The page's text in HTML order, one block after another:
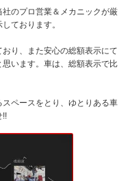
のプロ営業＆メカニックが厳
ております。
り、また安心の総額表示にて
います。車は、総額表示で比
ペースをとり、ゆとりある車
!!